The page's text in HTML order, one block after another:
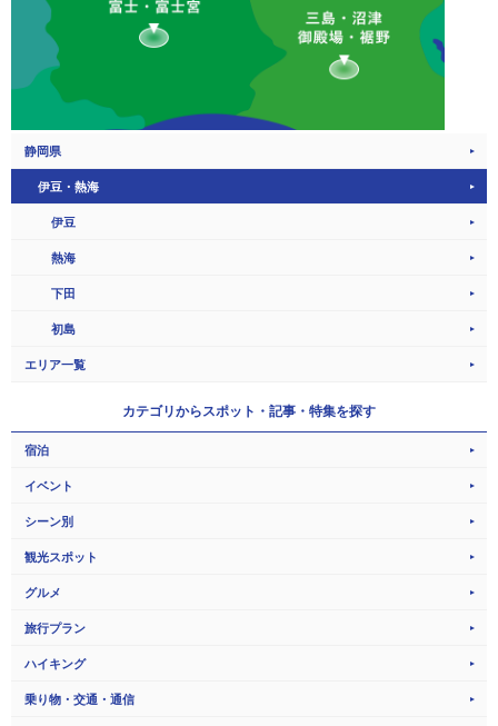
静岡県
伊豆・熱海
伊豆
熱海
下田
初島
エリア一覧
カテゴリから スポット・記事・特集を探す
宿泊
イベント
シーン別
観光スポット
グルメ
旅行プラン
ハイキング
乗り物・交通・通信